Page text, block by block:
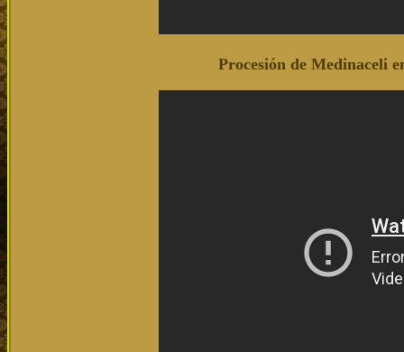
Procesión de Medinaceli